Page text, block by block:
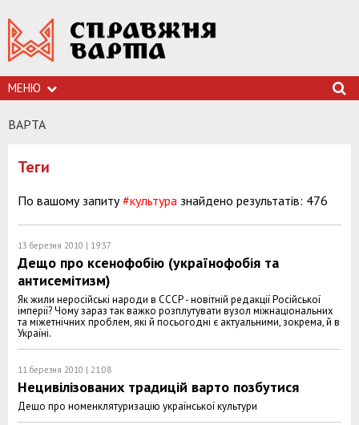
МЕНЮ
ВАРТА
Теги
По вашому запиту#культура знайдено результатів: 476
13 березня 2010 | 19:37
Дещо про ксенофобію (українофобія та
антисемітизм)
Як жили неросійські народи в СССР - новітній редакції Російської
імперії? Чому зараз так важко розплутувати вузол міжнаціональних
та міжетнічних проблем, які й посьогодні є актуальними, зокрема, й в
Україні.
11 березня 2010 | 21:08
Нецивілізованих традицій варто позбутися
Дещо про номенклятуризацію української культури